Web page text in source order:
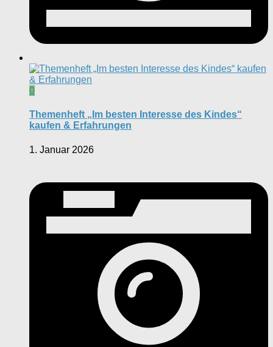
0
Themenheft „Im besten Interesse des Kindes“
kaufen & Erfahrungen
1. Januar 2026